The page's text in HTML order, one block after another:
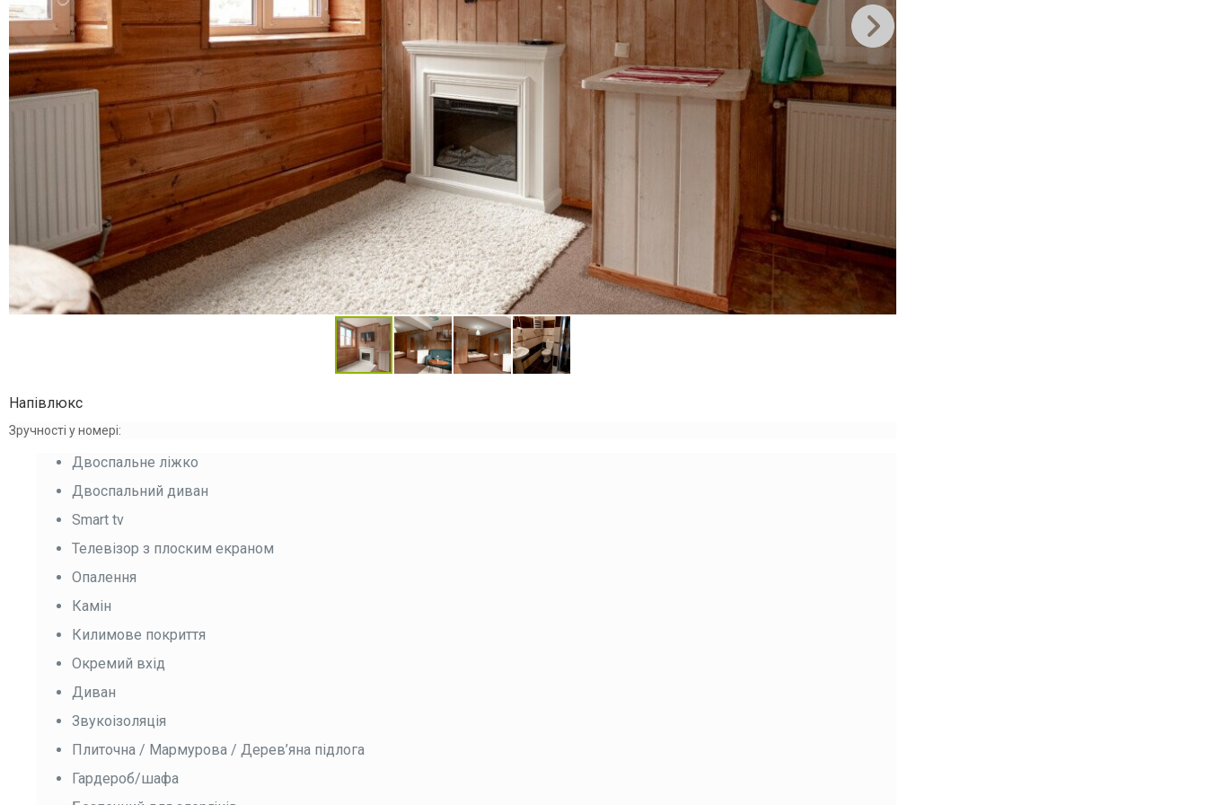
Напівлюкс
Зручності у номері:
Двоспальне ліжко
Двоспальний диван
Smart tv
Телевізор з плоским екраном
Опалення
Камін
Килимове покриття
Окремий вхід
Диван
Звукоізоляція
Плиточна / Мармурова / Дерев’яна підлога
Гардероб/шафа